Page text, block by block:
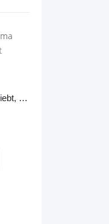
Schlüsselanhänger Als Mama geliebt, als Oma vergöttert